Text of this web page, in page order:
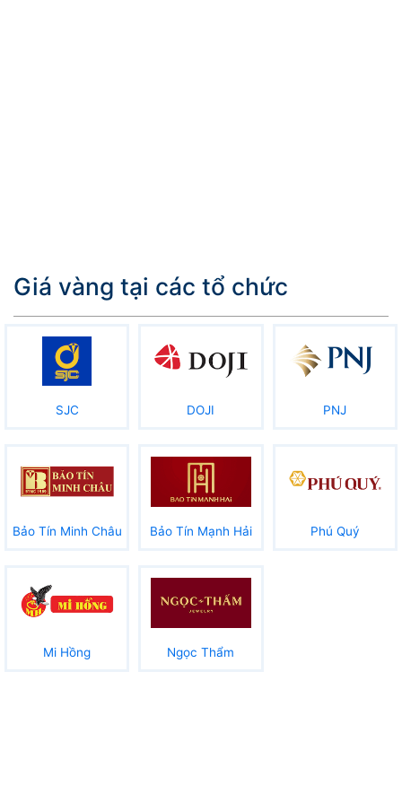
Giá vàng tại các tổ chức
SJC DOJI PNJ
Bảo Tín Minh Châu Bảo Tín Mạnh Hải Phú Quý
Mi Hồng Ngọc Thẩm